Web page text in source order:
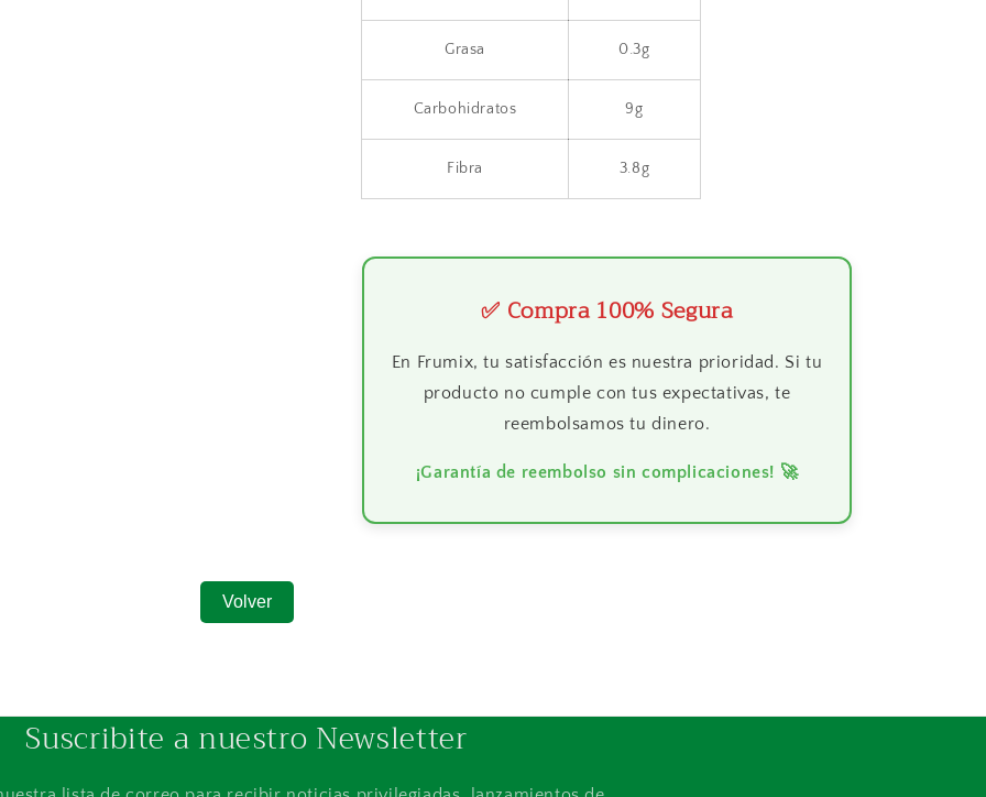
Grasa 0.3g
Carbohidratos 9g
Fibra 3.8g
✅ Compra 100% Segura
En Frumix, tu satisfacción es nuestra prioridad. Si tu
producto no cumple con tus expectativas, te
reembolsamos tu dinero.
¡Garantía de reembolso sin complicaciones! 🚀
Volver
Suscribite a nuestro Newsletter